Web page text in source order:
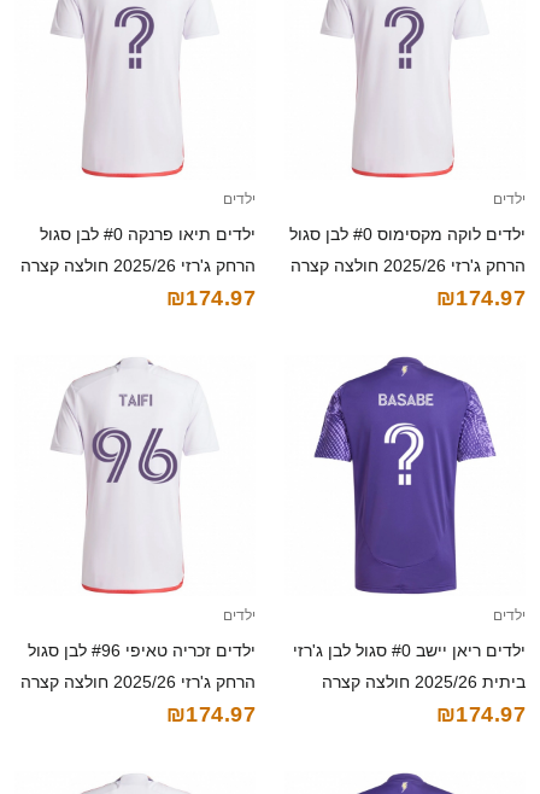
ילדים
ילדים לוקה מקסימוס #0 לבן סגול
הרחק ג'רזי 2025/26 חולצה קצרה
₪174.97
ילדים
ילדים תיאו פרנקה #0 לבן סגול
הרחק ג'רזי 2025/26 חולצה קצרה
₪174.97
ילדים
ילדים ריאן יישב #0 סגול לבן ג'רזי
ביתית 2025/26 חולצה קצרה
₪174.97
ילדים
ילדים זכריה טאיפי #96 לבן סגול
הרחק ג'רזי 2025/26 חולצה קצרה
₪174.97